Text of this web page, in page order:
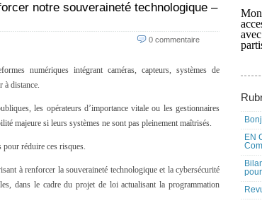
notre souveraineté technologique –
0 commentaire
numériques intégrant caméras, capteurs, systèmes de
à distance.
les opérateurs d’importance vitale ou les gestionnaires
majeure si leurs systèmes ne sont pas pleinement maîtrisés.
pour réduire ces risques.
à renforcer la souveraineté technologique et la cybersécurité
dans le cadre du projet de loi actualisant la programmation
EN